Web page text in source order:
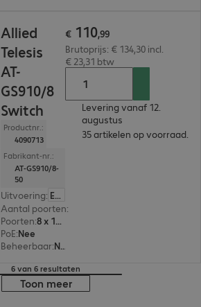
Allied
Telesis
AT-
GS910/8
Switch
Productnr.:
4090713
Fabrikant-nr.:
AT-GS910/8-
50
Uitvoering: Europa
Aantal poorten:
Poorten:
8 x 10/100/1000 RJ45
PoE:Nee
Beheerbaar: Nee
€ 110,99
Brutoprijs: € 134,30 incl.
€ 23,31 btw
Levering vanaf 12.
augustus
35 artikelen op voorraad.
6 van 6 resultaten
Toon meer